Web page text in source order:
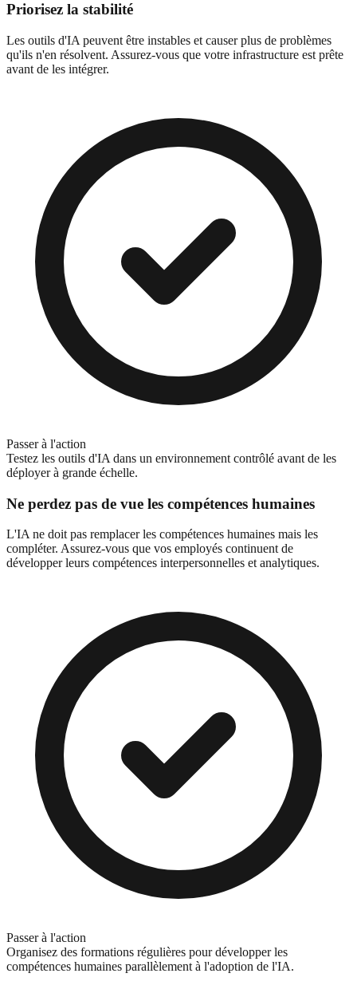
Priorisez la stabilité
Les outils d'IA peuvent être instables et causer plus de problèmes
qu'ils n'en résolvent. Assurez-vous que votre infrastructure est prête
avant de les intégrer.
Passer à l'action
Testez les outils d'IA dans un environnement contrôlé avant de les
déployer à grande échelle.
Ne perdez pas de vue les compétences humaines
L'IA ne doit pas remplacer les compétences humaines mais les
compléter. Assurez-vous que vos employés continuent de
développer leurs compétences interpersonnelles et analytiques.
Passer à l'action
Organisez des formations régulières pour développer les
compétences humaines parallèlement à l'adoption de l'IA.